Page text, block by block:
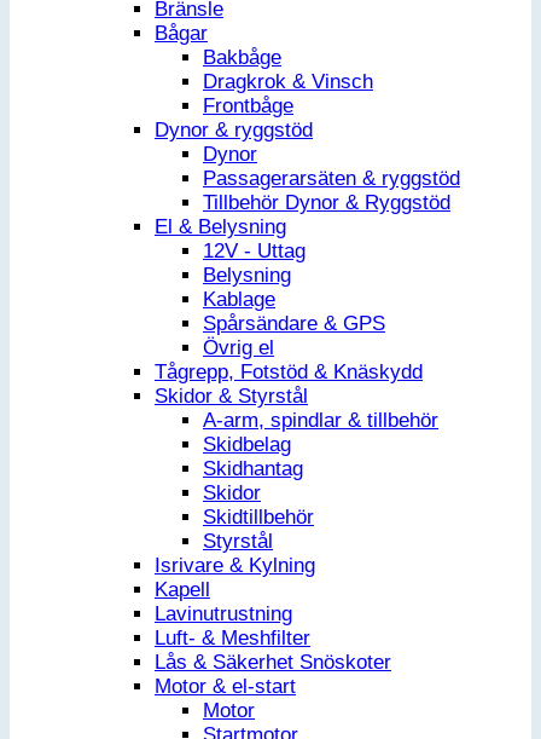
Bränsle
Bågar
Bakbåge
Dragkrok & Vinsch
Frontbåge
Dynor & ryggstöd
Dynor
Passagerarsäten & ryggstöd
Tillbehör Dynor & Ryggstöd
El & Belysning
12V - Uttag
Belysning
Kablage
Spårsändare & GPS
Övrig el
Tågrepp, Fotstöd & Knäskydd
Skidor & Styrstål
A-arm, spindlar & tillbehör
Skidbelag
Skidhantag
Skidor
Skidtillbehör
Styrstål
Isrivare & Kylning
Kapell
Lavinutrustning
Luft- & Meshfilter
Lås & Säkerhet Snöskoter
Motor & el-start
Motor